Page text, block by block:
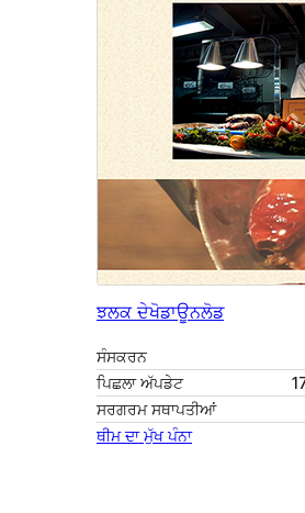
ਝਲਕ ਦੇਖੋਡਾਊਨਲੋਡ
ਸੰਸਕਰਨ
ਪਿਛਲਾ ਅੱਪਡੇਟ
ਸਰਗਰਮ ਸਥਾਪਤੀਆਂ
ਥੀਮ ਦਾ ਮੁੱਖ ਪੰਨਾ